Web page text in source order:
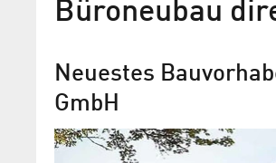
Büroneubau
Neuestes
GmbH